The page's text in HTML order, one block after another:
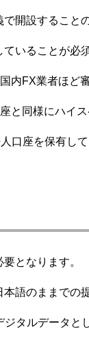
開設すること
いることが必
内FX業者ほ
と同様にハイ
口座を保有し
となります。
語のままでの
タルデータと